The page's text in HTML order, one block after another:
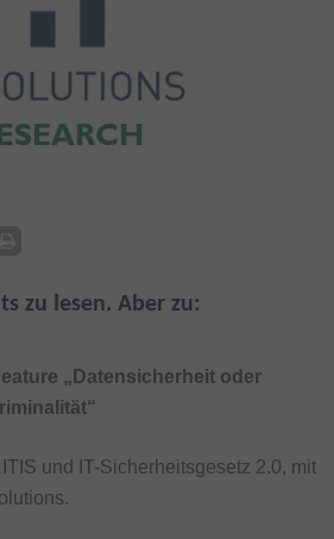
zu lesen. Aber zu:
„Datensicherheit oder
und IT-Sicherheitsgesetz 2.0, mit